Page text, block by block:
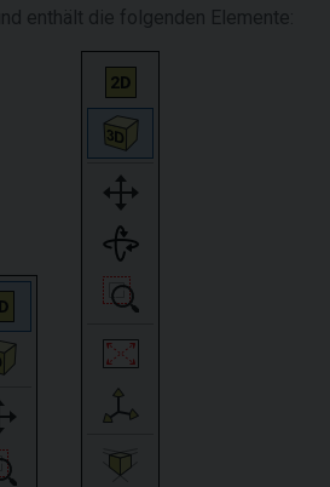
enthält die folgenden Elemente: